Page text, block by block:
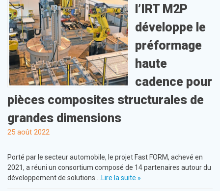
l’IRT M2P
développe le
préformage
haute
cadence pour
pièces composites structurales de
grandes dimensions
25 août 2022
Porté par le secteur automobile, le projet Fast FORM, achevé en
2021, a réuni un consortium composé de 14 partenaires autour du
développement de solutions …
Lire la suite »